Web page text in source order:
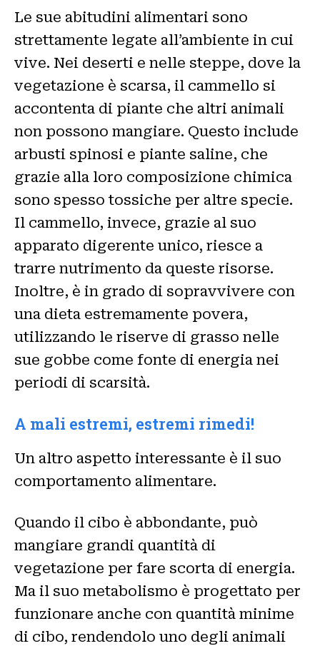
Le sue abitudini alimentari sono
strettamente legate all’ambiente in cui
vive. Nei deserti e nelle steppe, dove la
vegetazione è scarsa, il cammello si
accontenta di piante che altri animali
non possono mangiare. Questo include
arbusti spinosi e piante saline, che
grazie alla loro composizione chimica
sono spesso tossiche per altre specie.
Il cammello, invece, grazie al suo
apparato digerente unico, riesce a
trarre nutrimento da queste risorse.
Inoltre, è in grado di sopravvivere con
una dieta estremamente povera,
utilizzando le riserve di grasso nelle
sue gobbe come fonte di energia nei
periodi di scarsità.
A mali estremi, estremi rimedi!
Un altro aspetto interessante è il suo
comportamento alimentare.
Quando il cibo è abbondante, può
mangiare grandi quantità di
vegetazione per fare scorta di energia.
Ma il suo metabolismo è progettato per
funzionare anche con quantità minime
di cibo, rendendolo uno degli animali